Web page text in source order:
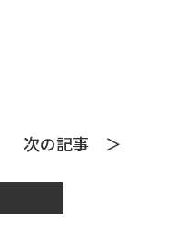
次の記事